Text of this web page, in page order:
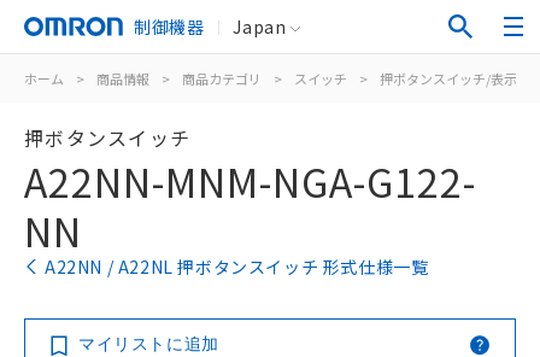
制御機器 Japan
ホーム > 商品情報 > 商品カテゴリ > スイッチ > 押ボタンスイッチ/表示灯
押ボタンスイッチ
A22NN-MNM-NGA-G122-
NN
A22NN / A22NL 押ボタンスイッチ 形式仕様一覧
マイリストに追加